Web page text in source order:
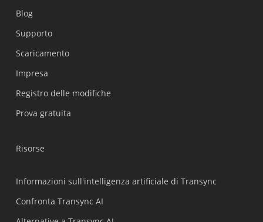
Blog
Supporto
Scaricamento
Impresa
Registro delle modifiche
Prova gratuita
Risorse
Informazioni sull'intelligenza artificiale di Transync
Confronta Transync AI